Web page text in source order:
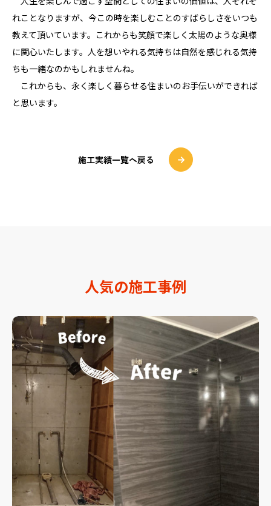
れことなりますが、今この時を楽しむことのすばらしさをいつも
教えて頂いています。これからも笑顔で楽しく太陽のような奥様
に関心いたします。人を想いやれる気持ちは自然を感じれる気持
ちも一緒なのかもしれませんね。
これからも、永く楽しく暮らせる住まいのお手伝いができれば
と思います。
施工実績一覧へ戻る
人気の施工事例